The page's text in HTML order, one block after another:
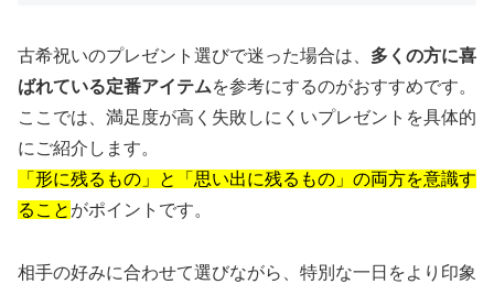
古希祝いのプレゼント選びで迷った場合は、 多くの方に喜
ばれている定番アイテムを参考にするのがおすすめです。
ここでは、満足度が高く失敗しにくいプレゼントを具体的
にご紹介します。
「形に残るもの」と「思い出に残るもの」の両方を意識す
ること がポイントです。
相手の好みに合わせて選びながら、特別な一日をより印象